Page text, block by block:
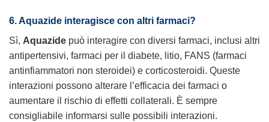
6. Aquazide interagisce con altri farmaci?
Sì, Aquazide può interagire con diversi farmaci, inclusi altri
antipertensivi, farmaci per il diabete, litio, FANS (farmaci
antinfiammatori non steroidei) e corticosteroidi. Queste
interazioni possono alterare l’efficacia dei farmaci o
aumentare il rischio di effetti collaterali. È sempre
consigliabile informarsi sulle possibili interazioni.